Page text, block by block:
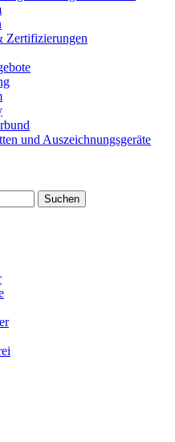
Zertifizierungen
und Auszeichnungsgeräte
Suchen